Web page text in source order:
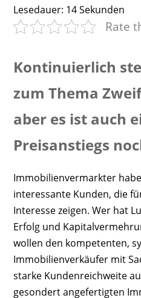
Lesedauer: 14Sekunden
Rate
Kontinuierlich
zum Thema
aber es ist auch
Preisanstiegs
Immobilienvermarkter
interessante Kunden, die
Interesse zeigen. Wer hat
Erfolg und
wollen den kompetenten,
Immobilienverkäufer mit
starke Kundenreichweite
gesondert angefertigten